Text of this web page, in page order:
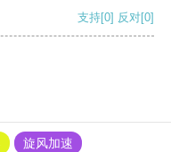
支持[0] 反对[0]
旋风加速